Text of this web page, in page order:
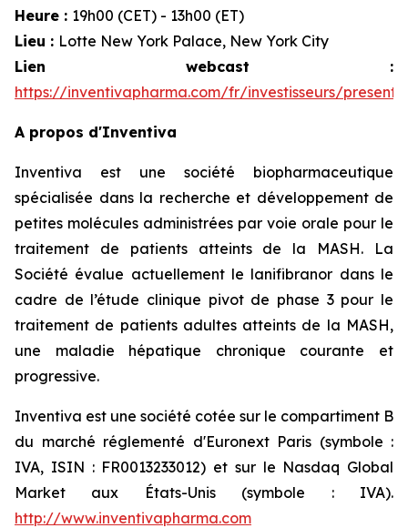
Heure : 19h00 (CET) - 13h00 (ET)
Lieu : Lotte New York Palace, New York City
Lien webcast :
https://inventivapharma.com/fr/investisseurs/
A propos d'Inventiva
Inventiva est une société biopharmaceutique
spécialisée dans la recherche et développement de
petites molécules administrées par voie orale pour le
traitement de patients atteints de la MASH. La
Société évalue actuellement le lanifibranor dans le
cadre de l’étude clinique pivot de phase 3 pour le
traitement de patients adultes atteints de la MASH,
une maladie hépatique chronique courante et
progressive.
Inventiva est une société cotée sur le compartiment B
du marché réglementé d'Euronext Paris (symbole :
IVA, ISIN : FR0013233012) et sur le Nasdaq Global
Market aux États-Unis (symbole : IVA).
http://www.inventivapharma.com